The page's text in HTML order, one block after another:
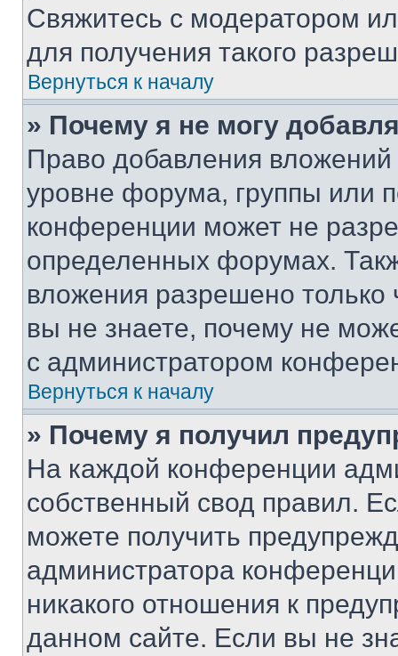
Свяжитесь с модератором
для получения такого
Вернуться к началу
» Почему я не могу
Право добавления
уровне форума, группы или
конференции может не
определенных форумах.
вложения разрешено
вы не знаете, почему не
с администратором
Вернуться к началу
» Почему я получил
На каждой конференции
собственный свод правил.
можете получить
администратора
никакого отношения к
данном сайте. Если вы не